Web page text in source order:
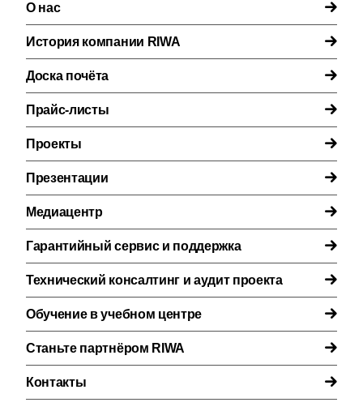
О нас
История компании RIWA
Доска почёта
Прайс-листы
Проекты
Презентации
Медиацентр
Гарантийный сервис и поддержка
Технический консалтинг и аудит проекта
Обучение в учебном центре
Станьте партнёром RIWA
Контакты